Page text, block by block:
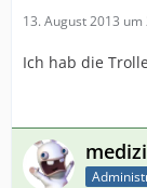
13. August 2013 um
Ich hab die